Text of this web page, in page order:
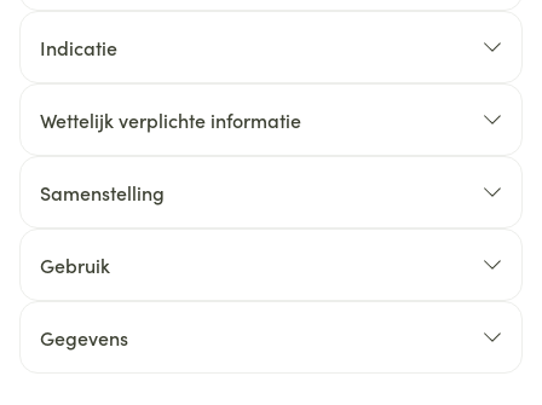
Indicatie
Wettelijk verplichte informatie
Samenstelling
Gebruik
Gegevens